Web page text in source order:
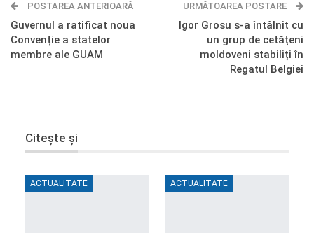
Telegram OK.ru
POSTAREA ANTERIOARĂ
Guvernul a ratificat noua
Convenție a statelor
membre ale GUAM
URMĂTOAREA POSTARE
Igor Grosu s-a întâlnit cu
un grup de cetățeni
moldoveni stabiliți în
Regatul Belgiei
Citește și
ACTUALITATE ACTUALITATE